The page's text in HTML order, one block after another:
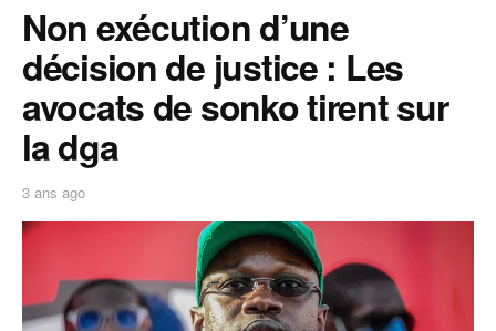
Non exécution d’une
décision de justice : Les
avocats de sonko tirent sur
la dga
3 ans ago